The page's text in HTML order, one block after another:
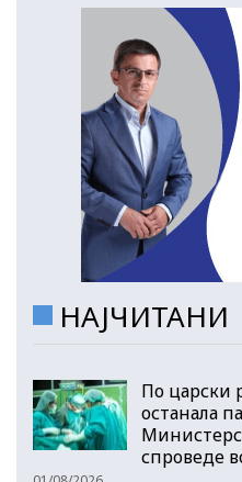
НАЈЧИТАНИ
По царски
останала
спроведе